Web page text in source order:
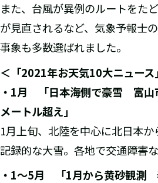
また、台風が異例のルートをた
が見直されるなど、気象予報士
事象も多数選ばれました。
＜「2021年お天気10大ニュー
・ 1月 「日本海側で豪雪 富山
メートル超え」
1月上旬、北陸を中心に北日本
記録的な大雪。各地で交通障害な
・ 1～5月 「1月から黄砂観測